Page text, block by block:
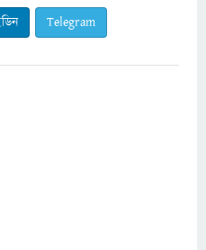
Telegram